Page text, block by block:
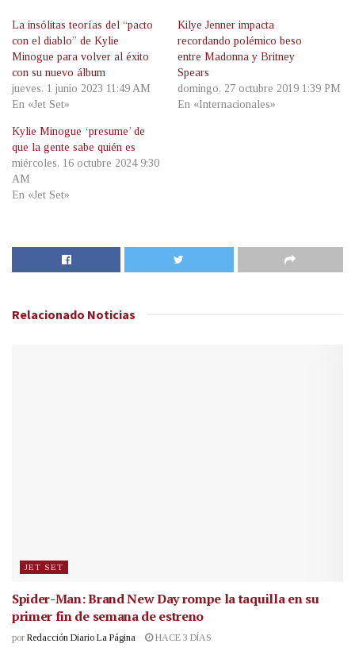
La insólitas teorías del “pacto
con el diablo” de Kylie
Minogue para volver al éxito
con su nuevo álbum
jueves, 1 junio 2023 11:49 AM
En «Jet Set»
Kilye Jenner impacta
recordando polémico beso
entre Madonna y Britney
Spears
domingo, 27 octubre 2019 1:39 PM
En «Internacionales»
Kylie Minogue ‘presume’ de
que la gente sabe quién es
miércoles, 16 octubre 2024 9:30
AM
En «Jet Set»
Relacionado Noticias
JET SET
Spider-Man: Brand New Day rompe la taquilla en su
primer fin de semana de estreno
por Redacción Diario La Página HACE 3 DÍAS